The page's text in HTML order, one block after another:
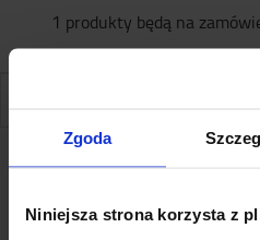
Zgoda
Niniejsza strona korzysta z
1 produkty będą na